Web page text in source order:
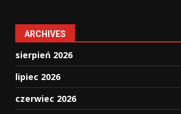
ARCHIVES
sierpień 2026
lipiec 2026
czerwiec 2026